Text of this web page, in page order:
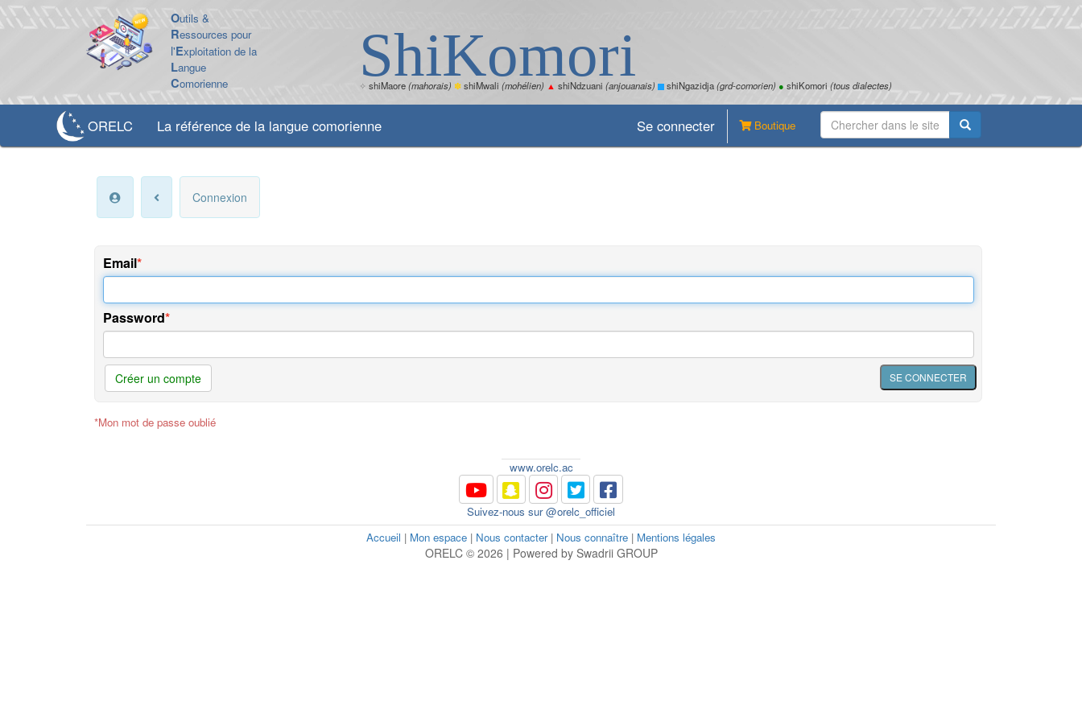
Outils &
Ressources pour
l'Exploitation de la
Langue
Comorienne ShiKomori
✧ shiMaore(mahorais) ✽shiMwali (mohélien) ▲ shiNdzuani (anjouanais) shiNgazidja(grd-comorien) ● shiKomori (tous dialectes)
ORELC La référence de la langue comorienne Boutique
Se connecter
Connexion
Email
Password
Créer un compte
*Mon mot de passe oublié
www.orelc.ac
Suivez-nous sur @orelc_officiel
Accueil | Mon espace | Nous contacter| Nous connaître | Mentions légales
ORELC © 2026 | Powered by Swadrii GROUP